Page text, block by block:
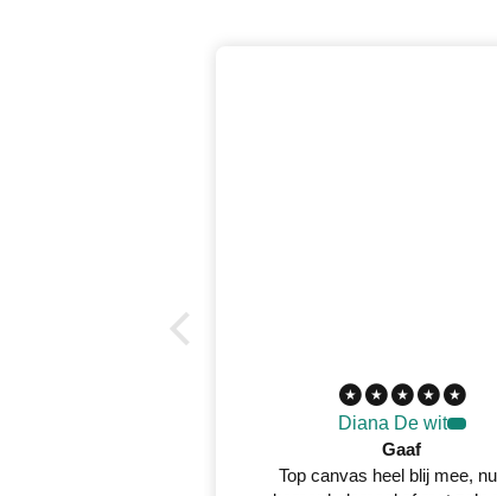
Diana De wit
Gaaf
Top canvas heel blij mee,